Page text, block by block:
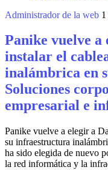
Administrador de la web
Panike vuelve a
instalar el
inalámbrica en
Soluciones
empresarial e
Panike vuelve a elegir a
su infraestructura
ha sido elegida de nuevo
la red informática y la